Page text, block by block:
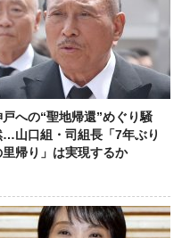
戸への“聖地帰還”めぐり騒
…山口組・司組長「7年ぶり
里帰り」は実現するか